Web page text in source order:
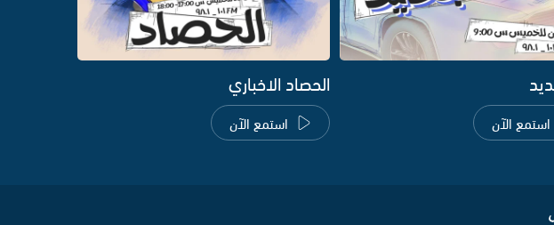
استمع الآن
الحصاد الاخباري
استمع الآن